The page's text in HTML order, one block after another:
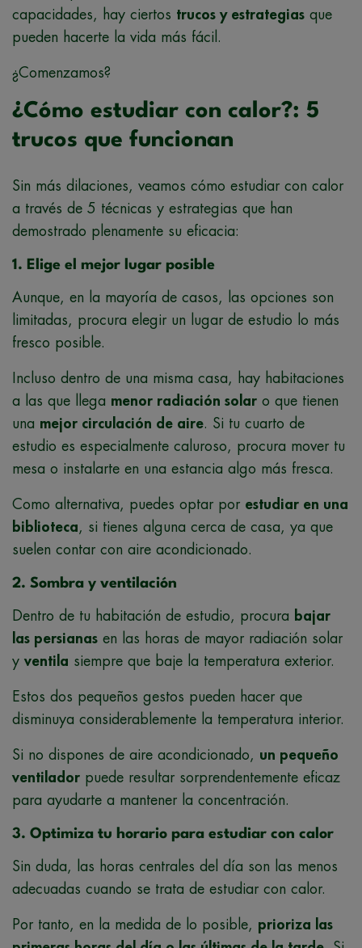
capacidades, hay ciertos trucos y estrategias que
pueden hacerte la vida más fácil.
¿Comenzamos?
¿Cómo estudiar con calor?: 5
trucos que funcionan
Sin más dilaciones, veamos cómo estudiar con calor
a través de 5 técnicas y estrategias que han
demostrado plenamente su eficacia:
1. Elige el mejor lugar posible
Aunque, en la mayoría de casos, las opciones son
limitadas, procura elegir un lugar de estudio lo más
fresco posible.
Incluso dentro de una misma casa, hay habitaciones
a las que llega menor radiación solar o que tienen
una mejor circulación de aire. Si tu cuarto de
estudio es especialmente caluroso, procura mover tu
mesa o instalarte en una estancia algo más fresca.
Como alternativa, puedes optar por estudiar en una
biblioteca, si tienes alguna cerca de casa, ya que
suelen contar con aire acondicionado.
2. Sombra y ventilación
Dentro de tu habitación de estudio, procura bajar
las persianas en las horas de mayor radiación solar
y ventila siempre que baje la temperatura exterior.
Estos dos pequeños gestos pueden hacer que
disminuya considerablemente la temperatura interior.
Si no dispones de aire acondicionado, un pequeño
ventilador puede resultar sorprendentemente eficaz
para ayudarte a mantener la concentración.
3. Optimiza tu horario para estudiar con calor
Sin duda, las horas centrales del día son las menos
adecuadas cuando se trata de estudiar con calor.
Por tanto, en la medida de lo posible, prioriza las